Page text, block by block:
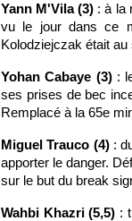
Yann M'Vila (3) : à la
vu le jour dans ce
Kolodziejczak était
Yohan Cabaye (3):
ses prises de bec
Remplacé à la 65e
Miguel Trauco (4):
apporter le danger.
sur le but du break
Wahbi Khazri (5,5) :